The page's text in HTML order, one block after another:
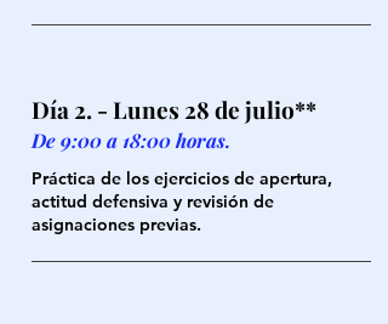
Día 2. - Lunes 28 de julio**
De 9:00 a 18:00 horas.
Práctica de los ejercicios de apertura,
actitud defensiva y revisión de
asignaciones previas.